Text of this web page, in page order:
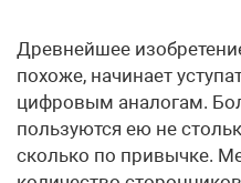
Древнейшее
похоже, начинает
цифровым аналогам.
пользуются ею не
сколько по привычке.